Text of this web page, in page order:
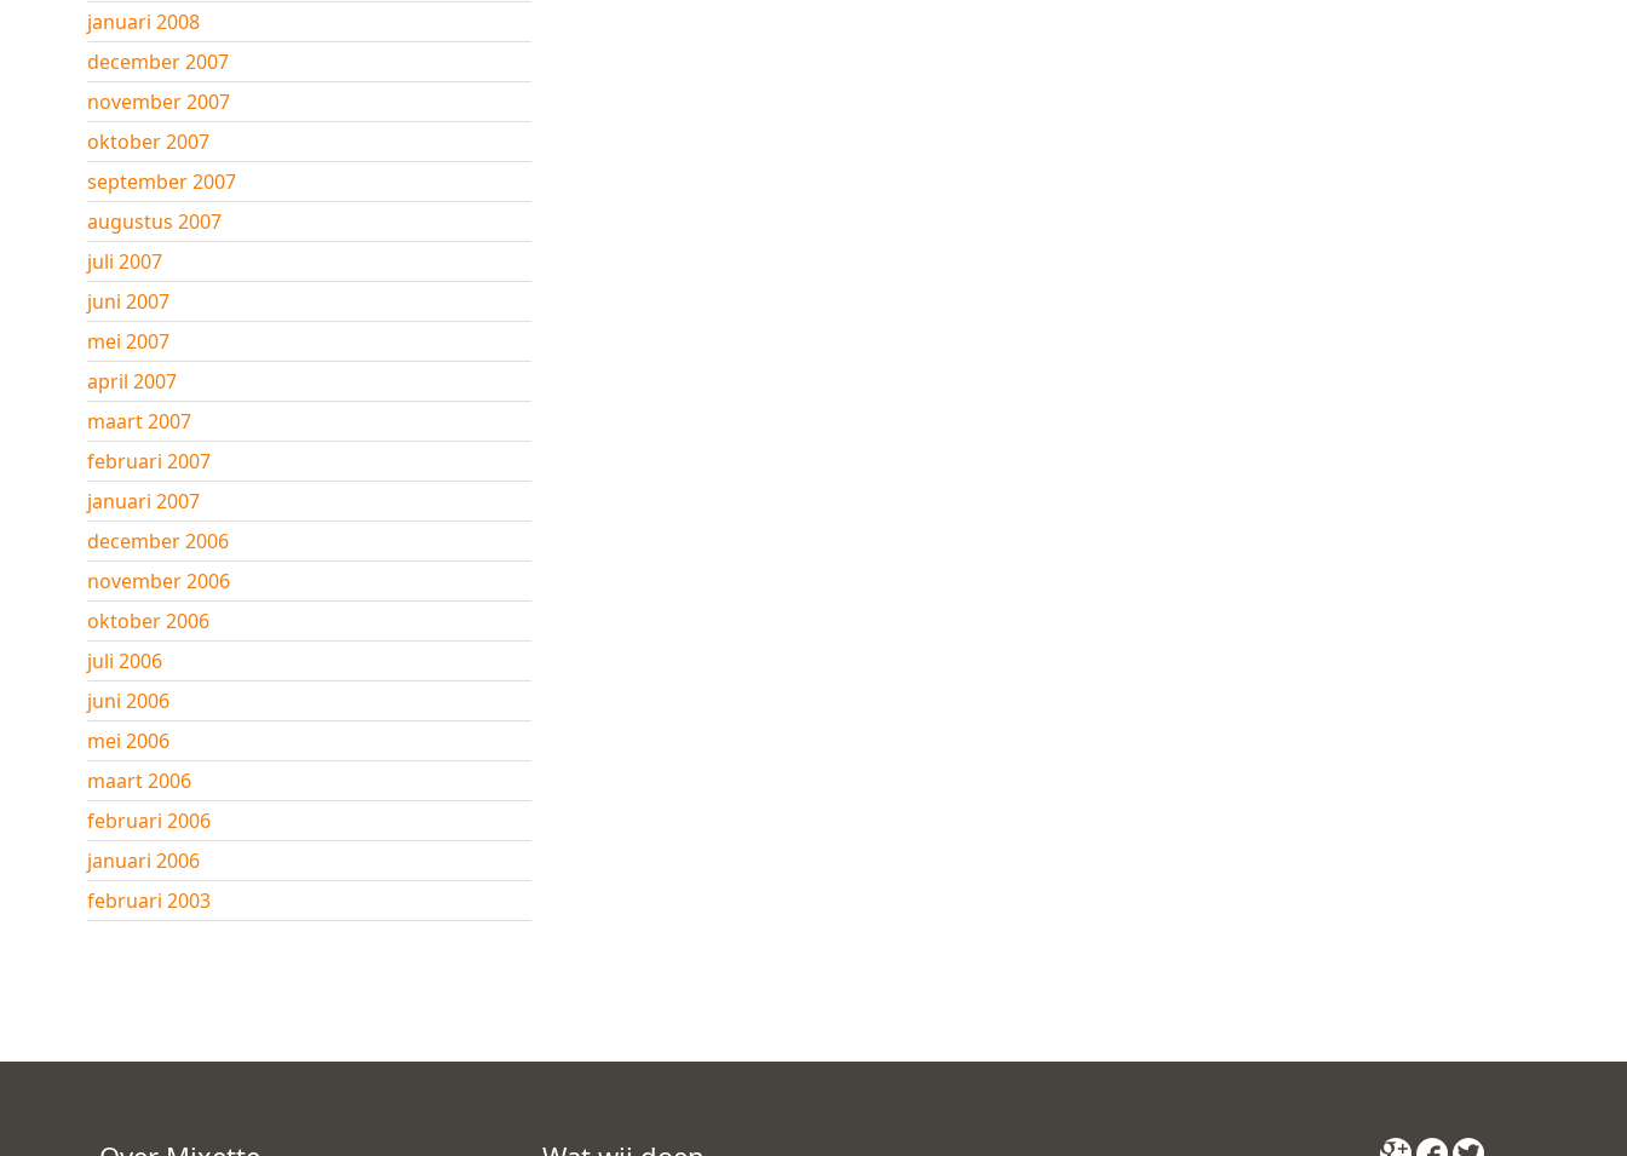
januari 2008
december 2007
november 2007
oktober 2007
september 2007
augustus 2007
juli 2007
juni 2007
mei 2007
april 2007
maart 2007
februari 2007
januari 2007
december 2006
november 2006
oktober 2006
juli 2006
juni 2006
mei 2006
maart 2006
februari 2006
januari 2006
februari 2003